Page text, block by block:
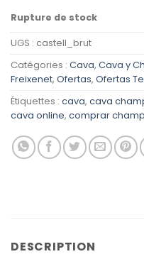
Rupture de stock
UGS : castell_brut
Catégories : Cava, Cava y
Freixenet, Ofertas, Ofertas
Étiquettes : cava, cava
cava online, comprar
DESCRIPTION